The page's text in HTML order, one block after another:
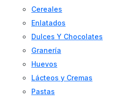
Cereales
Enlatados
Dulces Y Chocolates
Granería
Huevos
Lácteos y Cremas
Pastas